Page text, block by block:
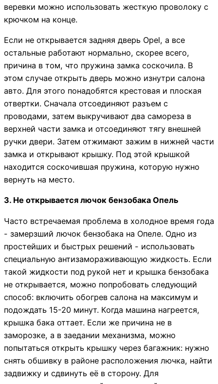
веревки можно использовать жесткую проволоку с
крючком на конце.
Если не открывается задняя дверь Opel, а все
остальные работают нормально, скорее всего,
причина в том, что пружина замка соскочила. В
этом случае открыть дверь можно изнутри салона
авто. Для этого понадобятся крестовая и плоская
отвертки. Сначала отсоединяют разъем с
проводами, затем выкручивают два самореза в
верхней части замка и отсоединяют тягу внешней
ручки двери. Затем отжимают зажим в нижней части
замка и открывают крышку. Под этой крышкой
находится соскочившая пружина, которую нужно
вернуть на место.
3. Не открывается лючок бензобака Опель
Часто встречаемая проблема в холодное время года
- замерзший лючок бензобака на Опеле. Одно из
простейших и быстрых решений - использовать
специальную антизамораживающую жидкость. Если
такой жидкости под рукой нет и крышка бензобака
не открывается, можно попробовать следующий
способ: включить обогрев салона на максимум и
подождать 15-20 минут. Когда машина нагреется,
крышка бака оттает. Если же причина не в
заморозке, а в заедании механизма, можно
попытаться открыть крышку через багажник: нужно
снять обшивку в районе расположения лючка, найти
задвижку и сдвинуть её в сторону. Для